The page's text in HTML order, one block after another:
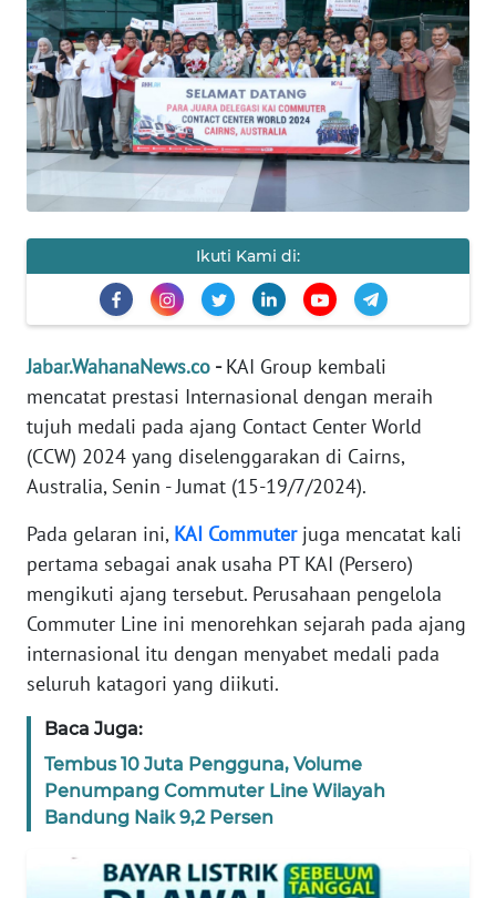
Ikuti Kami di:
Jabar.WahanaNews.co -KAI Group kembali
mencatat prestasi Internasional dengan meraih
tujuh medali pada ajang Contact Center World
(CCW) 2024 yang diselenggarakan di Cairns,
Australia, Senin - Jumat (15-19/7/2024).
Pada gelaran ini, KAI Commuterjuga mencatat kali
pertama sebagai anak usaha PT KAI (Persero)
mengikuti ajang tersebut. Perusahaan pengelola
Commuter Line ini menorehkan sejarah pada ajang
internasional itu dengan menyabet medali pada
seluruh katagori yang diikuti.
Baca Juga:
Tembus 10 Juta Pengguna, Volume
Penumpang Commuter Line Wilayah
Bandung Naik 9,2 Persen
PRIANGAN
TIMUR
SUKABUMI
PURWAKARTA
INDEKS
KONTAK
KAMI
INFO
IKLAN
KAMI
PEDOMAN
MEDIA
SIBER
KARIR
DISCLAIMER